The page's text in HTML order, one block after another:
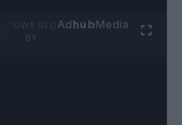
AdhubMedia